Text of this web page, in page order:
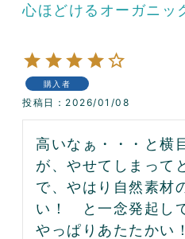
心ほどけるオーガニッ
購入者
投稿日 2026/01/08
高いなぁ・・・と横
が、やせてしまって
で、やはり自然素材
い！　と一念発起し
やっぱりあたたかい！